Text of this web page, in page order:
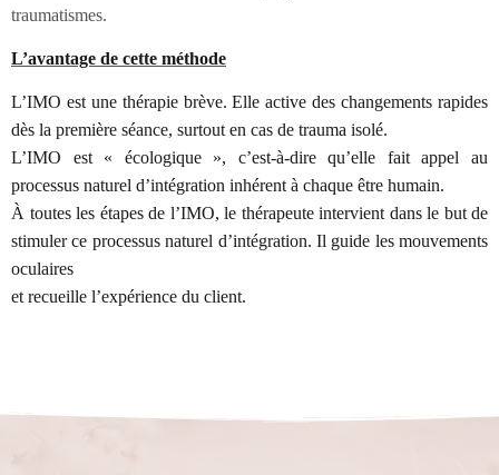
traumatismes.
L’avantage de cette méthode
L’IMO est une thérapie brève. Elle active des changements rapides
dès la première séance, surtout en cas de trauma isolé.
L’IMO est « écologique », c’est-à-dire qu’elle fait appel au
processus naturel d’intégration inhérent à chaque être humain.
À toutes les étapes de l’IMO, le thérapeute intervient dans le but de
stimuler ce processus naturel d’intégration. Il guide les mouvements
oculaires
et recueille l’expérience du client.